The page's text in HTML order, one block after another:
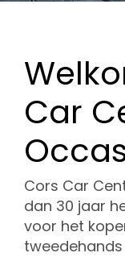
Car
Cors Car
dan 30 jaar
voor het